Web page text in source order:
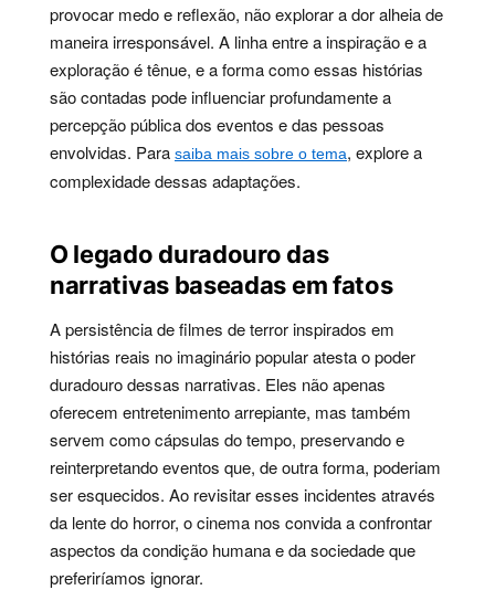
provocar medo e reflexão, não explorar a dor alheia de
maneira irresponsável. A linha entre a inspiração e a
exploração é tênue, e a forma como essas histórias
são contadas pode influenciar profundamente a
percepção pública dos eventos e das pessoas
envolvidas. Para saiba mais sobre o tema, explore a
complexidade dessas adaptações.
O legado duradouro das
narrativas baseadas em fatos
A persistência de filmes de terror inspirados em
histórias reais no imaginário popular atesta o poder
duradouro dessas narrativas. Eles não apenas
oferecem entretenimento arrepiante, mas também
servem como cápsulas do tempo, preservando e
reinterpretando eventos que, de outra forma, poderiam
ser esquecidos. Ao revisitar esses incidentes através
da lente do horror, o cinema nos convida a confrontar
aspectos da condição humana e da sociedade que
preferiríamos ignorar.